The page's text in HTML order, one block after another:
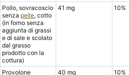
Pollo, sovracoscio
senza pelle, cotto
(in forno senza
aggiunta di grassi
e di sale e scolato
dal grasso
prodotto con la
cottura)
41 mg 10%
Provolone 40 mg 10%